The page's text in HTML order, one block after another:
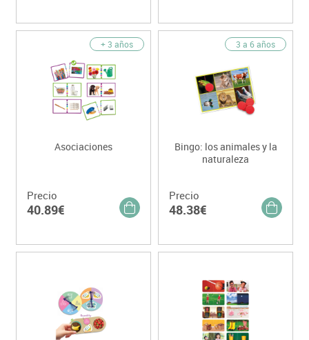
+ 3 años
Asociaciones
Precio
40.89€
3 a 6 años
Bingo: los animales y la
naturaleza
Precio
48.38€